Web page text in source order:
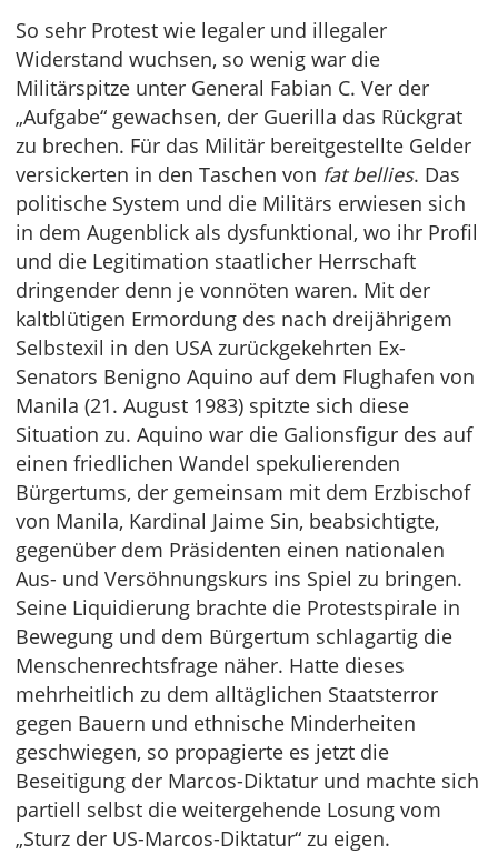
So sehr Protest wie legaler und illegaler
Widerstand wuchsen, so wenig war die
Militärspitze unter General Fabian C. Ver der
„Aufgabe“ gewachsen, der Guerilla das Rückgrat
zu brechen. Für das Militär bereitgestellte Gelder
versickerten in den Taschen von fat bellies. Das
politische System und die Militärs erwiesen sich
in dem Augenblick als dysfunktional, wo ihr Profil
und die Legitimation staatlicher Herrschaft
dringender denn je vonnöten waren. Mit der
kaltblütigen Ermordung des nach dreijährigem
Selbstexil in den USA zurückgekehrten Ex-
Senators Benigno Aquino auf dem Flughafen von
Manila (21. August 1983) spitzte sich diese
Situation zu. Aquino war die Galionsfigur des auf
einen friedlichen Wandel spekulierenden
Bürgertums, der gemeinsam mit dem Erzbischof
von Manila, Kardinal Jaime Sin, beabsichtigte,
gegenüber dem Präsidenten einen nationalen
Aus- und Versöhnungskurs ins Spiel zu bringen.
Seine Liquidierung brachte die Protestspirale in
Bewegung und dem Bürgertum schlagartig die
Menschenrechtsfrage näher. Hatte dieses
mehrheitlich zu dem alltäglichen Staatsterror
gegen Bauern und ethnische Minderheiten
geschwiegen, so propagierte es jetzt die
Beseitigung der Marcos-Diktatur und machte sich
partiell selbst die weitergehende Losung vom
„Sturz der US-Marcos-Diktatur“ zu eigen.